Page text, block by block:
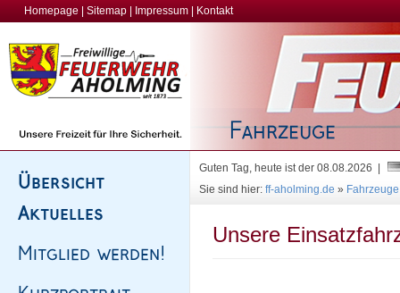
Homepage Sitemap Impressum Kontakt
Guten Tag, heute ist der 08.08.2026 |
Sie sind hier: ff-aholming.de » Fahrzeuge
Unsere